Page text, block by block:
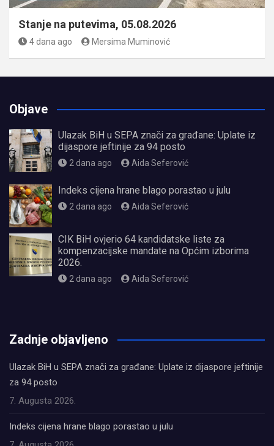
Stanje na putevima, 05.08.2026
4 dana ago Mersima Muminović
Objave
Ulazak BiH u SEPA znači za građane: Uplate iz
dijaspore jeftinije za 94 posto
2 dana ago Aida Seferović
Indeks cijena hrane blago porastao u julu
2 dana ago Aida Seferović
CIK BiH ovjerio 64 kandidatske liste za
kompenzacijske mandate na Općim izborima
2026.
2 dana ago Aida Seferović
Zadnje objavljeno
Ulazak BiH u SEPA znači za građane: Uplate iz dijaspore jeftinije
za 94 posto
7. Augusta 2026.
Indeks cijena hrane blago porastao u julu